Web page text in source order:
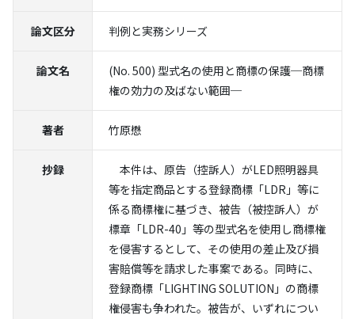
論文区分 判例と実務シリーズ
論文名
(No. 500) 型式名の使用と商標の保護─商標
権の効力の及ばない範囲─
著者 竹原懋
抄録
本件は、原告（控訴人）がLED照明器具
等を指定商品とする登録商標「LDR」等に
係る商標権に基づき、被告（被控訴人）が
標章「LDR-40」等の型式名を使用し商標権
を侵害するとして、その使用の差止及び損
害賠償等を請求した事案である。同時に、
登録商標「LIGHTING SOLUTION」の商標
権侵害も争われた。被告が、いずれについ